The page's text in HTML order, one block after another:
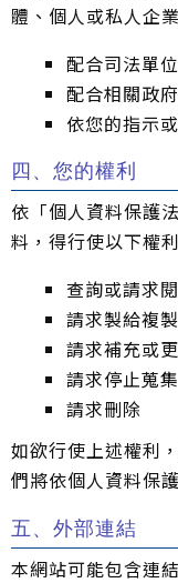
體、個人或私人企
配合司法單
配合相關政
依您的指示
四、您的權利
依「個人資料保護
料，得行使以下權利
查詢或請求
請求製給複
請求補充或
請求停止蒐
請求刪除
如欲行使上述權利
們將依個人資料保
五、外部連結
本網站可能包含連